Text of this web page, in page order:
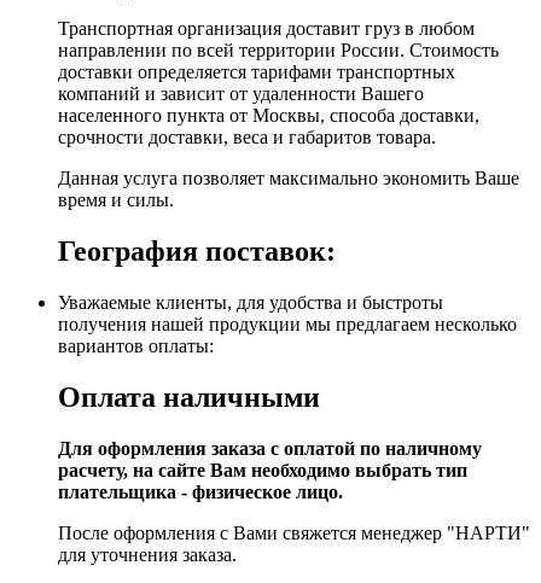
Транспортная организация доставит груз в любом
направлении по всей территории России. Стоимость
доставки определяется тарифами транспортных
компаний и зависит от удаленности Вашего
населенного пункта от Москвы, способа доставки,
срочности доставки, веса и габаритов товара.
Данная услуга позволяет максимально экономить Ваше
время и силы.
География поставок:
Уважаемые клиенты, для удобства и быстроты
получения нашей продукции мы предлагаем несколько
вариантов оплаты:
Оплата наличными
Для оформления заказа с оплатой по наличному
расчету, на сайте Вам необходимо выбрать тип
плательщика - физическое лицо.
После оформления с Вами свяжется менеджер "НАРТИ"
для уточнения заказа.